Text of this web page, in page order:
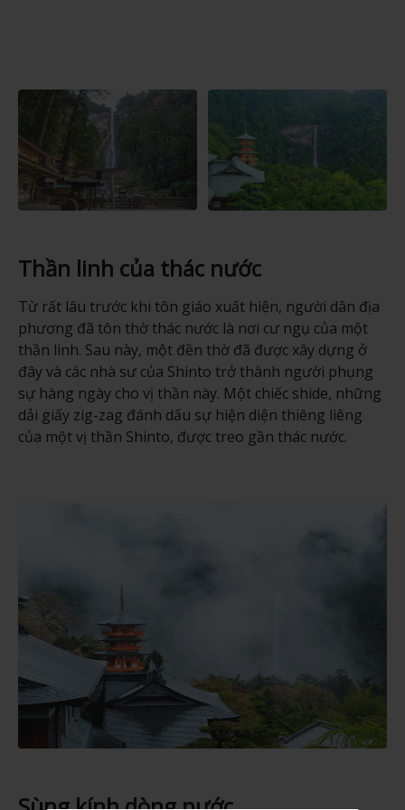
Thần linh của thác nước
Từ rất lâu trước khi tôn giáo xuất hiện, người dân địa
phương đã tôn thờ thác nước là nơi cư ngụ của một
thần linh. Sau này, một đền thờ đã được xây dựng ở
đây và các nhà sư của Shinto trở thành người phụng
sự hàng ngày cho vị thần này. Một chiếc shide, những
dải giấy zig-zag đánh dấu sự hiện diện thiêng liêng
của một vị thần Shinto, được treo gần thác nước.